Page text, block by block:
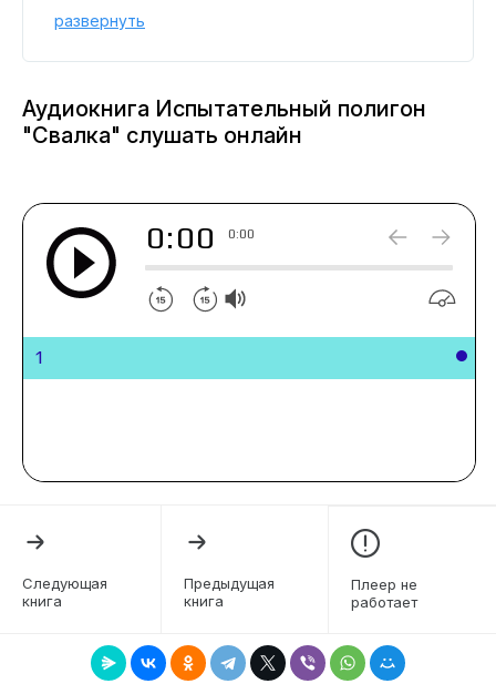
дам из старого района нашего города. Я всегда
серьёзностью. И вот, похоже, мне наконец
издания, которое иногда публиковало мои
небольшие статьи.
развернуть
Аудиокнига Испытательный полигон
"Свалка" слушать онлайн
0:00 0:00
1
Следующая
книга
Предыдущая
книга
Плеер не
работает